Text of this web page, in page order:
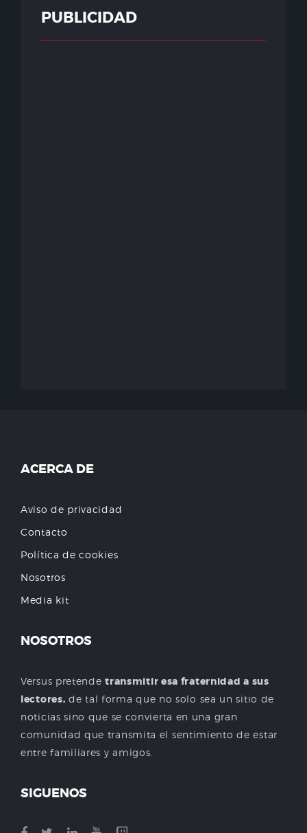
PUBLICIDAD
ACERCA DE
Aviso de privacidad
Contacto
Política de cookies
Nosotros
Media kit
NOSOTROS
Versus pretendetransmitir esa fraternidad a sus
lectores, de tal forma que no solo sea un sitio de
noticias sino que se convierta en una gran
comunidad que transmita el sentimiento de estar
entre familiares y amigos.
SIGUENOS